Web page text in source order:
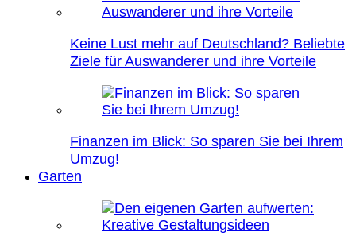
Keine Lust mehr auf Deutschland? Beliebte
Ziele für Auswanderer und ihre Vorteile
Finanzen im Blick: So sparen Sie bei Ihrem
Umzug!
Garten